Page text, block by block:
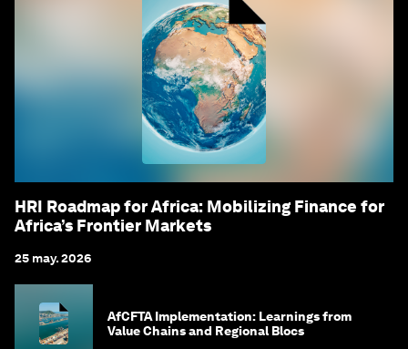
HRI Roadmap for Africa: Mobilizing Finance for
Africa’s Frontier Markets
25 may. 2026
AfCFTA Implementation: Learnings from
Value Chains and Regional Blocs